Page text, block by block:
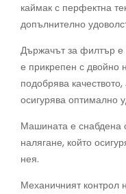
каймак с перфектна
допълнително
Държачът за филтър е
е прикрепен с двойно
подобрява
осигурява оптимално
Машината е снабдена
налягане, който
нея.
Механичният контрол